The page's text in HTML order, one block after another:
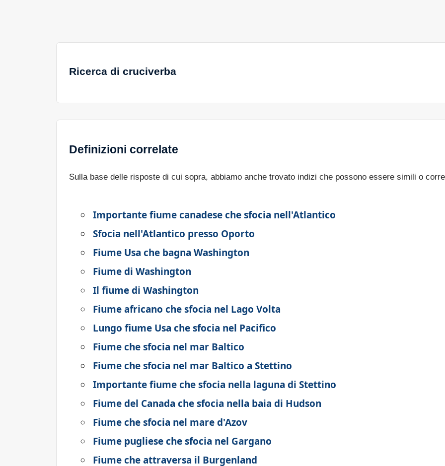
Ricerca di cruciverba
Definizioni correlate
Sulla base delle risposte di cui sopra, abbiamo anche trovato indizi che possono essere simili o
Importante fiume canadese che sfocia nell'Atlantico
Sfocia nell'Atlantico presso Oporto
Fiume Usa che bagna Washington
Fiume di Washington
Il fiume di Washington
Fiume africano che sfocia nel Lago Volta
Lungo fiume Usa che sfocia nel Pacifico
Fiume che sfocia nel mar Baltico
Fiume che sfocia nel mar Baltico a Stettino
Importante fiume che sfocia nella laguna di Stettino
Fiume del Canada che sfocia nella baia di Hudson
Fiume che sfocia nel mare d'Azov
Fiume pugliese che sfocia nel Gargano
Fiume che attraversa il Burgenland